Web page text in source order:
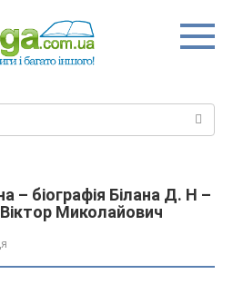
– біографія Білана Д. Н –
Миколайович